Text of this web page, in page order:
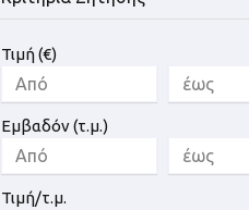
Τιμή (€)
Εμβαδόν (τ.μ.)
Τιμή/τ.μ.